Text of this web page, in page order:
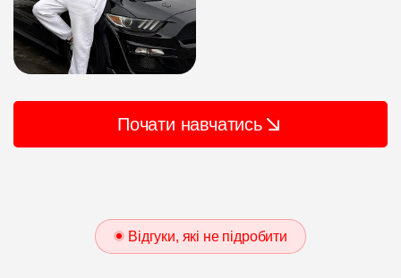
Почати навчатись
Відгуки, які не підробити